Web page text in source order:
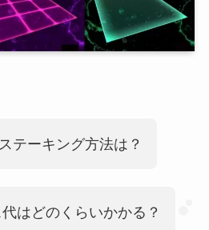
テーキング方法は？
代はどのくらいかかる？